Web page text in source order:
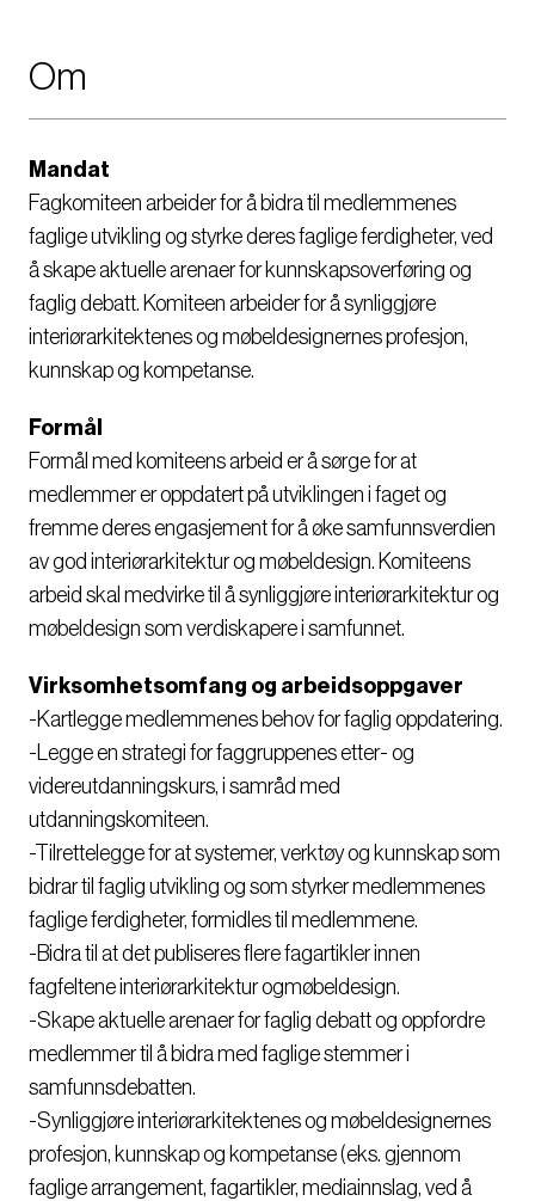
Om
Mandat
Fagkomiteen arbeider for å bidra til medlemmenes
faglige utvikling og styrke deres faglige ferdigheter, ved
å skape aktuelle arenaer for kunnskapsoverføring og
faglig debatt. Komiteen arbeider for å synliggjøre
interiørarkitektenes og møbeldesignernes profesjon,
kunnskap og kompetanse.
Formål
Formål med komiteens arbeid er å sørge for at
medlemmer er oppdatert på utviklingen i faget og
fremme deres engasjement for å øke samfunnsverdien
av god interiørarkitektur og møbeldesign. Komiteens
arbeid skal medvirke til å synliggjøre interiørarkitektur og
møbeldesign som verdiskapere i samfunnet.
Virksomhetsomfang og arbeidsoppgaver
-Kartlegge medlemmenes behov for faglig oppdatering.
-Legge en strategi for faggruppenes etter- og
videreutdanningskurs, i samråd med
utdanningskomiteen.
-Tilrettelegge for at systemer, verktøy og kunnskap som
bidrar til faglig utvikling og som styrker medlemmenes
faglige ferdigheter, formidles til medlemmene.
-Bidra til at det publiseres flere fagartikler innen
fagfeltene interiørarkitektur ogmøbeldesign.
-Skape aktuelle arenaer for faglig debatt og oppfordre
medlemmer til å bidra med faglige stemmer i
samfunnsdebatten.
-Synliggjøre interiørarkitektenes og møbeldesignernes
profesjon, kunnskap og kompetanse (eks. gjennom
faglige arrangement, fagartikler, mediainnslag, ved å